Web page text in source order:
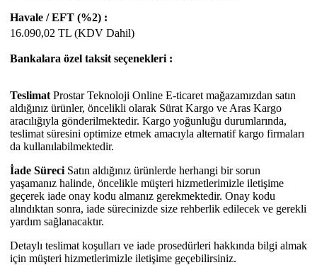
Havale / EFT (%2) :
16.090,02 TL (KDV Dahil)
Bankalara özel taksit seçenekleri :
Teslimat Prostar Teknoloji Online E-ticaret mağazamızdan satın
aldığınız ürünler, öncelikli olarak Sürat Kargo ve Aras Kargo
aracılığıyla gönderilmektedir. Kargo yoğunluğu durumlarında,
teslimat süresini optimize etmek amacıyla alternatif kargo firmaları
da kullanılabilmektedir.
İade Süreci Satın aldığınız ürünlerde herhangi bir sorun
yaşamanız halinde, öncelikle müşteri hizmetlerimizle iletişime
geçerek iade onay kodu almanız gerekmektedir. Onay kodu
alındıktan sonra, iade sürecinizde size rehberlik edilecek ve gerekli
yardım sağlanacaktır.
Detaylı teslimat koşulları ve iade prosedürleri hakkında bilgi almak
için müşteri hizmetlerimizle iletişime geçebilirsiniz.